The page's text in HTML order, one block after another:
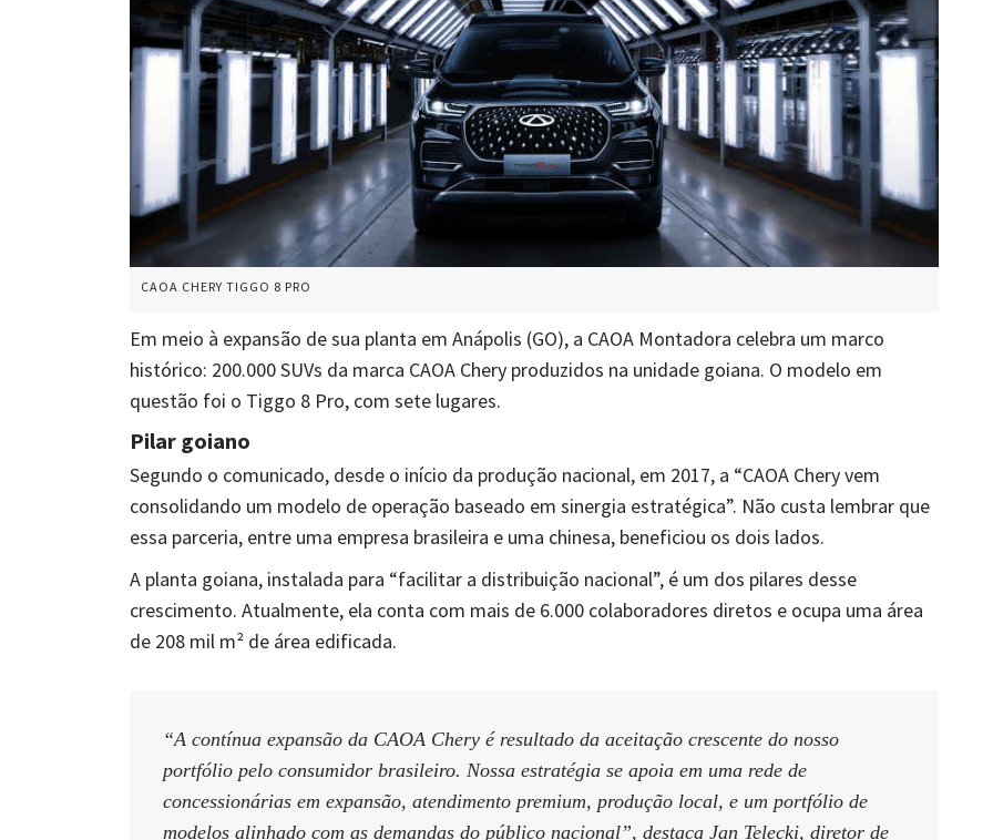
CAOA CHERY TIGGO 8 PRO
Em meio à expansão de sua planta em Anápolis (GO), a CAOA Montadora celebra um marco
histórico: 200.000 SUVs da marca CAOA Chery produzidos na unidade goiana. O modelo em
questão foi o Tiggo 8 Pro, com sete lugares.
Pilar goiano
Segundo o comunicado, desde o início da produção nacional, em 2017, a “CAOA Chery vem
consolidando um modelo de operação baseado em sinergia estratégica”. Não custa lembrar que
essa parceria, entre uma empresa brasileira e uma chinesa, beneficiou os dois lados.
A planta goiana, instalada para “facilitar a distribuição nacional”, é um dos pilares desse
crescimento. Atualmente, ela conta com mais de 6.000 colaboradores diretos e ocupa uma área
de 208 mil m² de área edificada.
“A contínua expansão da CAOA Chery é resultado da aceitação crescente do nosso
portfólio pelo consumidor brasileiro. Nossa estratégia se apoia em uma rede de
concessionárias em expansão, atendimento premium, produção local, e um portfólio de
modelos alinhado com as demandas do público nacional”, destaca Jan Telecki, diretor de